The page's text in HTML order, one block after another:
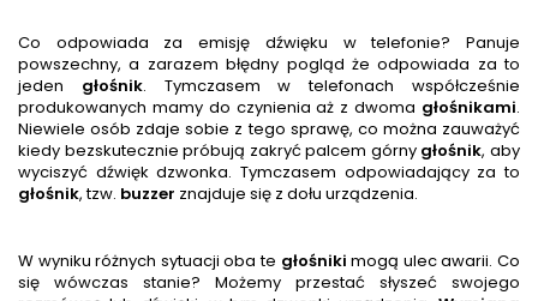
Co odpowiada za emisję dźwięku w telefonie? Panuje
powszechny, a zarazem błędny pogląd że odpowiada za to
jeden głośnik. Tymczasem w telefonach współcześnie
produkowanych mamy do czynienia aż z dwoma głośnikami.
Niewiele osób zdaje sobie z tego sprawę, co można zauważyć
kiedy bezskutecznie próbują zakryć palcem górny głośnik, aby
wyciszyć dźwięk dzwonka. Tymczasem odpowiadający za to
głośnik, tzw. buzzer znajduje się z dołu urządzenia.
W wyniku różnych sytuacji oba te głośniki mogą ulec awarii. Co
się wówczas stanie? Możemy przestać słyszeć swojego